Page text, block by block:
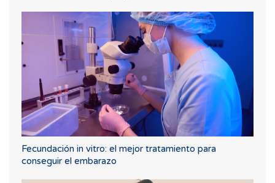
Fecundación in vitro: el mejor tratamiento para
conseguir el embarazo